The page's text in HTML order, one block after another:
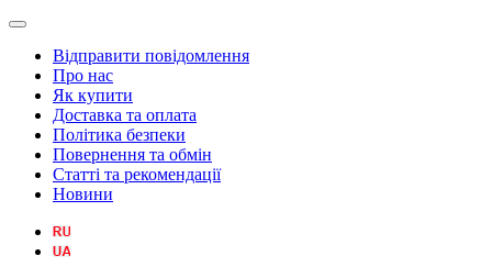
Відправити повідомлення
Про нас
Як купити
Доставка та оплата
Політика безпеки
Повернення та обмін
Статті та рекомендації
Новини